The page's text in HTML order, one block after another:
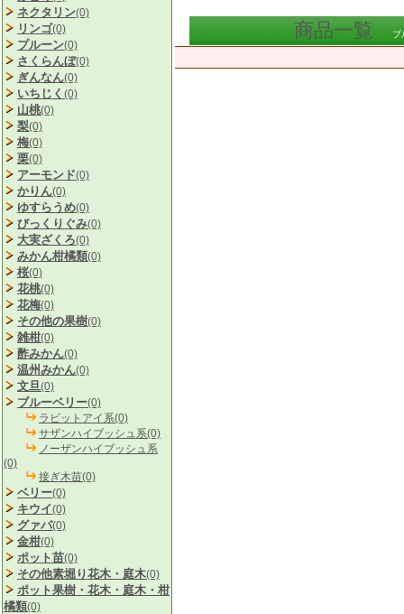
ネクタリン(0)
リンゴ(0)
プルーン(0)
さくらんぼ(0)
ぎんなん(0)
いちじく (0)
山桃(0)
梨(0)
梅(0)
栗(0)
アーモンド(0)
かりん(0)
ゆすらうめ(0)
びっくりぐみ(0)
大実ざくろ(0)
みかん柑橘類(0)
桜(0)
花桃(0)
花梅(0)
その他の果樹(0)
雑柑(0)
酢みかん(0)
温州みかん(0)
文旦(0)
ブルーベリー(0)
ラビットアイ系(0)
サザンハイブッシュ系(0)
ノーザンハイブッシュ系
(0)
接ぎ木苗(0)
ベリー(0)
キウイ(0)
グァバ(0)
金柑(0)
ポット苗(0)
その他素堀り花木・庭木(0)
ポット果樹・花木・庭木・柑
橘類(0)
商品一覧